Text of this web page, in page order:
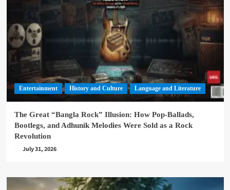
Entertainment History and Culture Language and Literature
The Great “Bangla Rock” Illusion: How Pop-Ballads,
Bootlegs, and Adhunik Melodies Were Sold as a Rock
Revolution
July 31, 2026